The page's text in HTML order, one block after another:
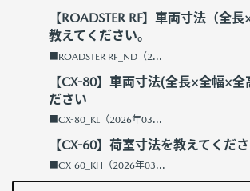
【ROADSTER RF】車両寸法（全
教えてください。
■ROADSTER RF_ND（2...
【CX-80】車両寸法(全長×全幅×全
ださい
■CX-80_KL（2026年03...
【CX-60】荷室寸法を教えてくださ
■CX-60_KH（2026年03...